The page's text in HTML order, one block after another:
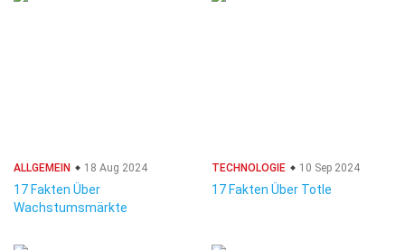
ALLGEMEIN 18 Aug 2024
17 Fakten Über
Wachstumsmärkte
TECHNOLOGIE 10 Sep 2024
17 Fakten Über Totle